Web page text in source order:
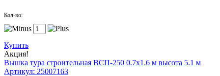
Кол-во:
Купить
Акция!
Вышка тура строительная ВСП-250 0.7х1.6 м высота 5.1 м
Артикул: 25007163